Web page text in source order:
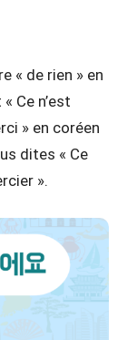
« de rien » en
Ce n’est
» en coréen
dites « Ce
».